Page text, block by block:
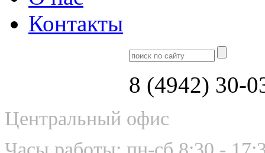
Контакты
8 (4942) 30-
Центральный офис